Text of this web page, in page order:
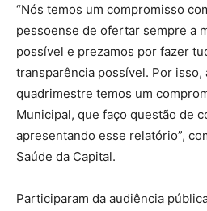
“Nós temos um compromisso
pessoense de ofertar sempre a
possível e prezamos por fazer
transparência possível. Por isso,
quadrimestre temos um
Municipal, que faço questão de
apresentando esse relatório”,
Saúde da Capital.
Participaram da audiência